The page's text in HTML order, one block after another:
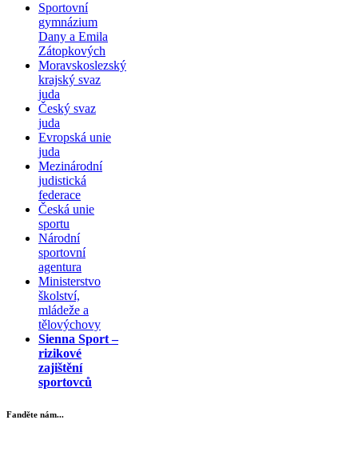
Sportovní
gymnázium
Dany a Emila
Zátopkových
Moravskoslezský
krajský svaz
juda
Český svaz
juda
Evropská unie
juda
Mezinárodní
judistická
federace
Česká unie
sportu
Národní
sportovní
agentura
Ministerstvo
školství,
mládeže a
tělovýchovy
Sienna Sport –
rizikové
zajištění
sportovců
Fanděte nám...